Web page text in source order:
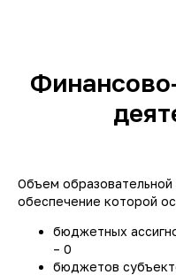
Объем
обеспечение которой
бюджетных
– 0
бюджетов